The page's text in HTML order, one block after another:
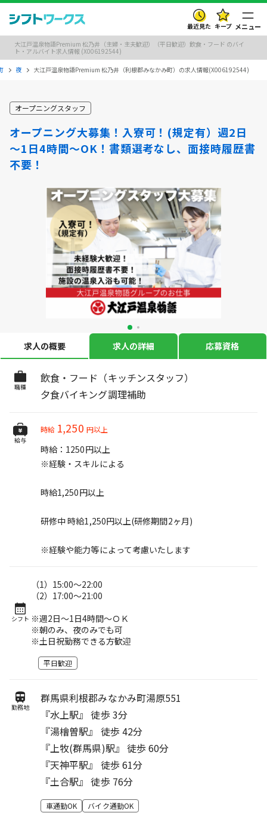
最近見た キープ メニュー
大江戸温泉物語Premium 松乃井（主婦・主夫歓迎）（平日歓迎）飲食・フード のバイ
ト・アルバイト求人情報 (X006192544)
夜 大江戸温泉物語Premium 松乃井（利根郡みなかみ町）の求人情報(X006192544)
オープニングスタッフ
オープニング大募集！入寮可！(規定有）週2日
～1日4時間～OK！書類選考なし、面接時履歴書
不要！
求人の概要 求人の詳細 応募資格
職種
飲食・フード（キッチンスタッフ）
夕食バイキング調理補助
給与
時給 1,250 円以上
時給：1250円以上
※経験・スキルによる
時給1,250円以上
研修中 時給1,250円以上(研修期間2ヶ月)
※経験や能力等によって考慮いたします
シフト
（1）15:00～22:00
（2）17:00～21:00
※週2日～1日4時間～ＯＫ
※朝のみ、夜のみでも可
※土日祝勤務できる方歓迎
平日歓迎
勤務地
群馬県利根郡みなかみ町湯原551
『水上駅』 徒歩 3分
『湯檜曽駅』 徒歩 42分
『上牧(群馬県)駅』 徒歩 60分
『天神平駅』 徒歩 61分
『土合駅』 徒歩 76分
車通勤OK バイク通勤OK